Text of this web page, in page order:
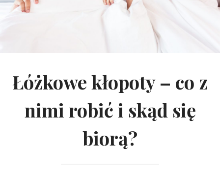
Łóżkowe kłopoty – co z
nimi robić i skąd się
biorą?